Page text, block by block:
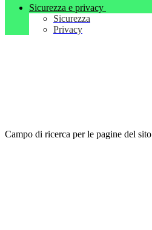
Sicurezza e privacy
Sicurezza
Privacy
Campo di ricerca per le pagine del sito